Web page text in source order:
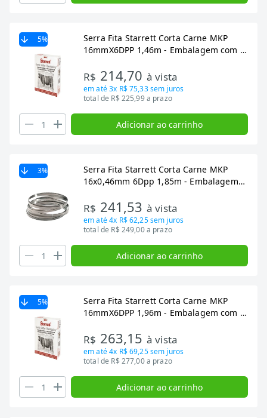
5%
Serra Fita Starrett Corta Carne MKP
16mmX6DPP 1,46m - Embalagem com 5
R$ 214,70 à vista
em até3x R$ 75,33sem juros
total de R$ 225,99 a prazo
Adicionar ao carrinho
3%
Serra Fita Starrett Corta Carne MKP
16x0,46mm 6Dpp 1,85m - Embalagem
R$ 241,53 à vista
em até4x R$ 62,25sem juros
total de R$ 249,00 a prazo
Adicionar ao carrinho
5%
Serra Fita Starrett Corta Carne MKP
16mmX6DPP 1,96m - Embalagem com 5
R$ 263,15 à vista
em até4x R$ 69,25sem juros
total de R$ 277,00 a prazo
Adicionar ao carrinho